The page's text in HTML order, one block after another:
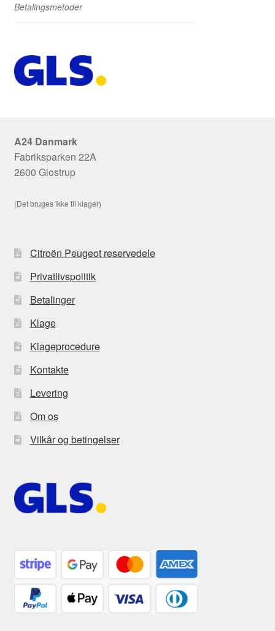
Betalingsmetoder
A24 Danmark
Fabriksparken 22A
2600 Glostrup
(Det bruges ikke til klager)
Citroën Peugeot reservedele
Privatlivspolitik
Betalinger
Klage
Klageprocedure
Kontakte
Levering
Om os
Vilkår og betingelser